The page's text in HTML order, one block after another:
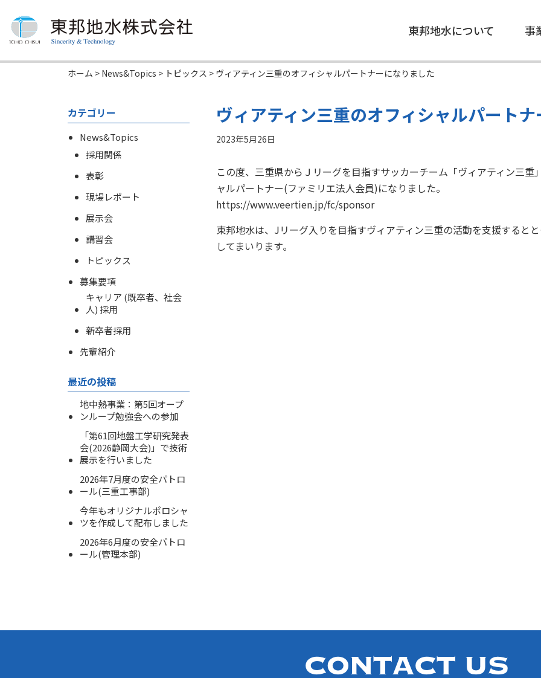
東邦地水について 事
ホーム > News&Topics > トピックス > ヴィアティン三重のオフィシャルパートナーになりました
ヴィアティン三重のオフィシャルパート
2023年5月26日
この度、三重県からＪリーグを目指すサッカーチーム「ヴィアティン三
ャルパートナー(ファミリエ法人会員)になりました。
https://www.veertien.jp/fc/sponsor
東邦地水は、Jリーグ入りを目指すヴィアティン三重の活動を支援すると
してまいります｡
カテゴリー
News&Topics
採用関係
表彰
現場レポート
展示会
講習会
トピックス
募集要項
キャリア (既卒者、社会
人) 採用
新卒者採用
先輩紹介
最近の投稿
地中熱事業：第5回オープ
ンループ勉強会への参加
「第61回地盤工学研究発表
会(2026静岡大会)」で技術
展示を行いました
2026年7月度の安全パトロ
ール(三重工事部)
今年もオリジナルポロシャ
ツを作成して配布しました
2026年6月度の安全パトロ
ール(管理本部)